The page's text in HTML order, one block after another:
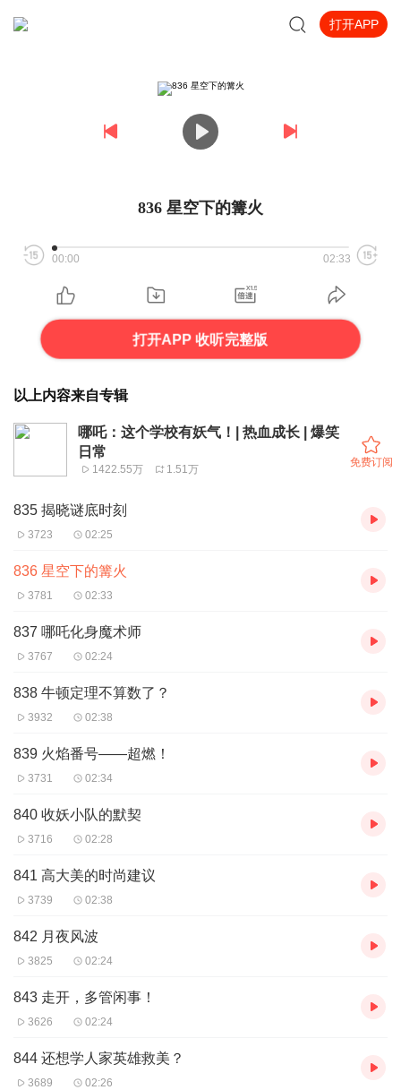
打开APP
836 星空下的篝火
00:00 02:33
打开APP 收听完整版
以上内容来自专辑
哪吒：这个学校有妖气！| 热血成长 | 爆笑
日常
1422.55万 1.51万
免费订阅
835 揭晓谜底时刻
3723 02:25
836 星空下的篝火
3781 02:33
837 哪吒化身魔术师
3767 02:24
838 牛顿定理不算数了？
3932 02:38
839 火焰番号——超燃！
3731 02:34
840 收妖小队的默契
3716 02:28
841 高大美的时尚建议
3739 02:38
842 月夜风波
3825 02:24
843 走开，多管闲事！
3626 02:24
844 还想学人家英雄救美？
3689 02:26